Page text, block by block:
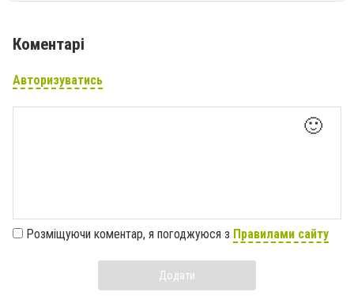
Коментарі
Авторизуватись
🙂
Розміщуючи коментар, я погоджуюся з Правилами сайту
Додати